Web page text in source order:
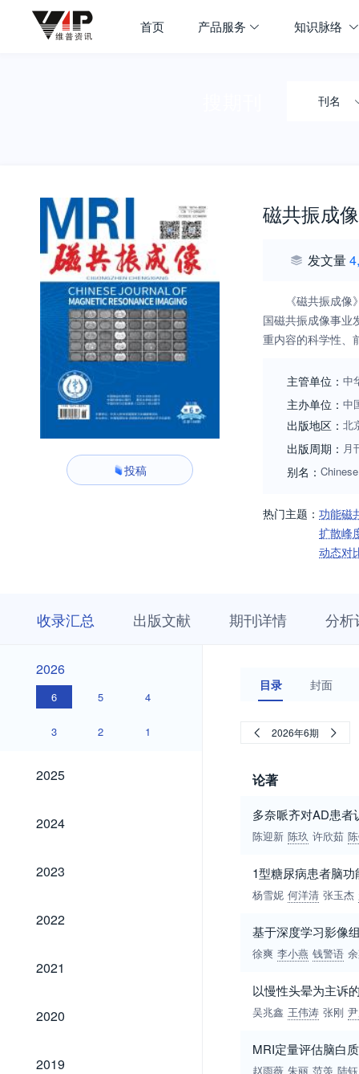
首页 产品服务 知识脉络
刊名
投稿
磁共振成像
发文量
《磁共振成
国磁共振成像事业
重内容的科学性、
主管单位： 中
主办单位： 中
出版地区： 北
出版周期： 月
别名：
热门主题： 功能磁
扩散峰
动态对
收录汇总 出版文献 期刊详情 分析
2026
2026
6 5 4
3 2 1
2025
2025
2024
2024
2023
2023
2022
2022
2021
2021
2020
2020
2019
2019
目录 封面
2026年6期
论著
多奈哌齐对AD患
陈迎新 陈玖 许欣茹
1型糖尿病患者脑
杨雪妮 何洋清 张玉杰
基于深度学习影像
徐爽 李小燕 钱警语
以慢性头晕为主诉
吴兆鑫 王伟涛 张刚
MRI定量评估脑白
赵雨薇 朱丽 范羡 陆钰